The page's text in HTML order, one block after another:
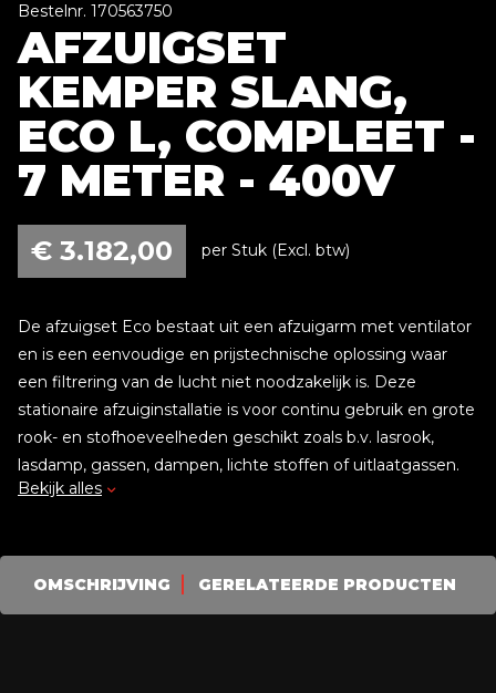
Bestelnr. 170563750
AFZUIGSET
KEMPER SLANG,
ECO L, COMPLEET -
7 METER - 400V
€ 3.182,00 per Stuk (Excl. btw)
De afzuigset Eco bestaat uit een afzuigarm met ventilator
en is een eenvoudige en prijstechnische oplossing waar
een filtrering van de lucht niet noodzakelijk is. Deze
stationaire afzuiginstallatie is voor continu gebruik en grote
rook- en stofhoeveelheden geschikt zoals b.v. lasrook,
lasdamp, gassen, dampen, lichte stoffen of uitlaatgassen.
Ventilator
7 meter afzuigarm met afzuigkap
Bekijk alles
OMSCHRIJVING GERELATEERDE PRODUCTEN